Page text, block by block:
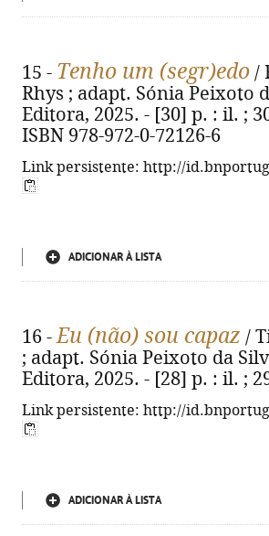
15 - Tenho um (segr)edo /
Rhys ; adapt. Sónia Peixoto
Editora, 2025. - [30] p. : il. ;
ISBN 978-972-0-72126-6
Link persistente: http://
ADICIONAR À LISTA
16 -Eu (não) sou capaz /
; adapt. Sónia Peixoto da
Editora, 2025. - [28] p. : il. ;
Link persistente: http://
ADICIONAR À LISTA